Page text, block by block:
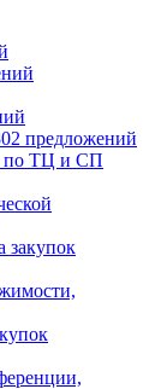
предложений
по ТЦ и СП
закупок